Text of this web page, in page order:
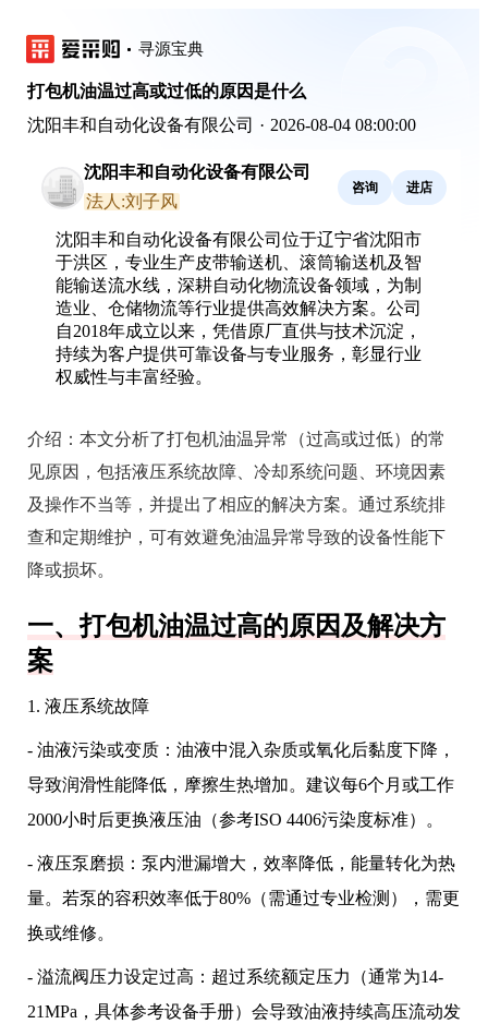
寻源宝典
打包机油温过高或过低的原因是什么
沈阳丰和自动化设备有限公司 · 2026-08-04 08:00:00
沈阳丰和自动化设备有限公司
法人:刘子风
咨询 进店
沈阳丰和自动化设备有限公司位于辽宁省沈阳市
于洪区，专业生产皮带输送机、滚筒输送机及智
能输送流水线，深耕自动化物流设备领域，为制
造业、仓储物流等行业提供高效解决方案。公司
自2018年成立以来，凭借原厂直供与技术沉淀，
持续为客户提供可靠设备与专业服务，彰显行业
权威性与丰富经验。
介绍： 本文分析了打包机油温异常（过高或过低）的常
见原因，包括液压系统故障、冷却系统问题、环境因素
及操作不当等，并提出了相应的解决方案。通过系统排
查和定期维护，可有效避免油温异常导致的设备性能下
降或损坏。
一、打包机油温过高的原因及解决方
案
1. 液压系统故障
- 油液污染或变质：油液中混入杂质或氧化后黏度下降，
导致润滑性能降低，摩擦生热增加。建议每6个月或工作
2000小时后更换液压油（参考ISO 4406污染度标准）。
- 液压泵磨损：泵内泄漏增大，效率降低，能量转化为热
量。若泵的容积效率低于80%（需通过专业检测），需更
换或维修。
- 溢流阀压力设定过高：超过系统额定压力（通常为14-
21MPa，具体参考设备手册）会导致油液持续高压流动发